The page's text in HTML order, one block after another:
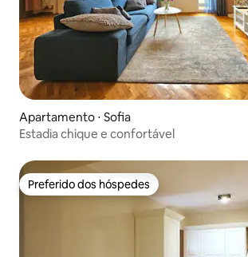
Apartamento ⋅ Sofia
Estadia chique e confortável
Preferido dos hóspedes
Preferido dos hóspedes